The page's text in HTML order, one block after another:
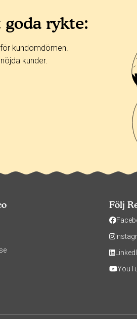
rykte:
kundomdömen.
kunder.
Följ